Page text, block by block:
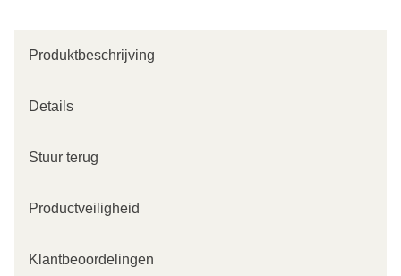
Produktbeschrijving
Details
Stuur terug
Productveiligheid
Klantbeoordelingen